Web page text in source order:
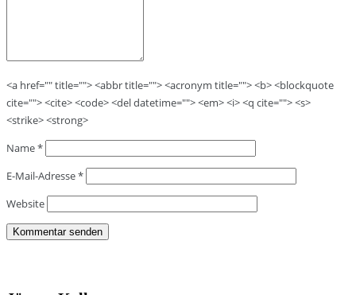
<a href="" title=""> <abbr title=""> <acronym title=""> <b> <blockquote
cite=""> <cite> <code> <del datetime=""> <em> <i> <q cite=""> <s>
<strike> <strong>
Name*
E-Mail-Adresse*
Website